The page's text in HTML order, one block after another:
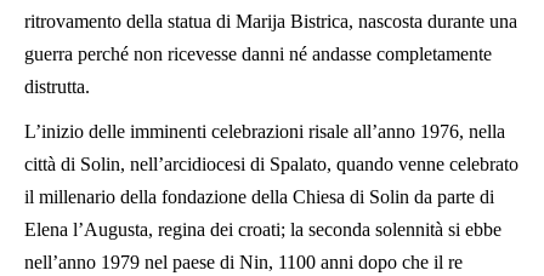
ritrovamento della statua di Marija Bistrica, nascosta durante una
guerra perché non ricevesse danni né andasse completamente
distrutta.
L’inizio delle imminenti celebrazioni risale all’anno 1976, nella
città di Solin, nell’arcidiocesi di Spalato, quando venne celebrato
il millenario della fondazione della Chiesa di Solin da parte di
Elena l’Augusta, regina dei croati; la seconda solennità si ebbe
nell’anno 1979 nel paese di Nin, 1100 anni dopo che il re